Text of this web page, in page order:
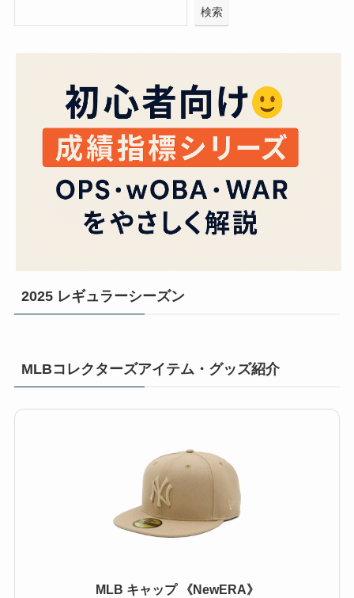
検索
2025 レギュラーシーズン
MLBコレクターズアイテム・グッズ紹介
MLB キャップ 《NewERA》